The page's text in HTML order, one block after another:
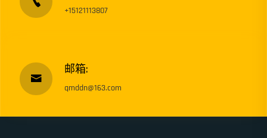
+15121113807
邮箱:
qmddn@163.com